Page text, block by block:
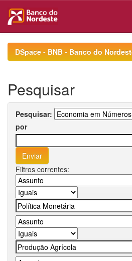
navigationDSpace - BNB - Banco do
Pesquisar
Pesquisar:
por
Filtros correntes: